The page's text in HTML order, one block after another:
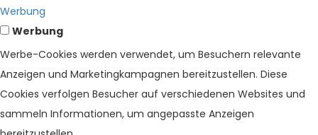
Werbung
Werbung
Werbe-Cookies werden verwendet, um Besuchern relevante
Anzeigen und Marketingkampagnen bereitzustellen. Diese
Cookies verfolgen Besucher auf verschiedenen Websites und
sammeln Informationen, um angepasste Anzeigen